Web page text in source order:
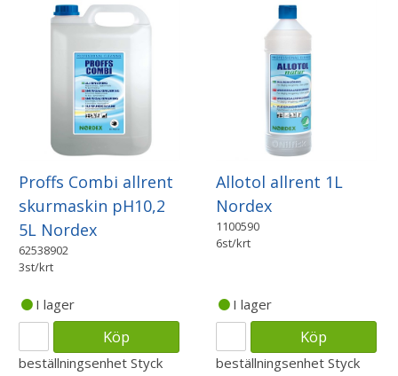
Proffs Combi allrent
skurmaskin pH10,2
5L Nordex
62538902
3st/krt
I lager
Köp
beställningsenhet Styck
Allotol allrent 1L
Nordex
1100590
6st/krt
I lager
Köp
beställningsenhet Styck